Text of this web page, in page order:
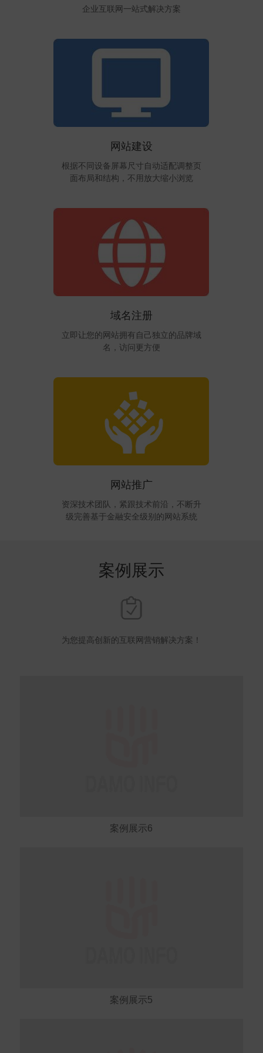
企业互联网一站式解决方案
网站建设
根据不同设备屏幕尺寸自动适配调整页
面布局和结构，不用放大缩小浏览
域名注册
立即让您的网站拥有自己独立的品牌域
名，访问更方便
网站推广
资深技术团队，紧跟技术前沿，不断升
级完善基于金融安全级别的网站系统
案例展示
为您提高创新的互联网营销解决方案！
案例展示6
案例展示5